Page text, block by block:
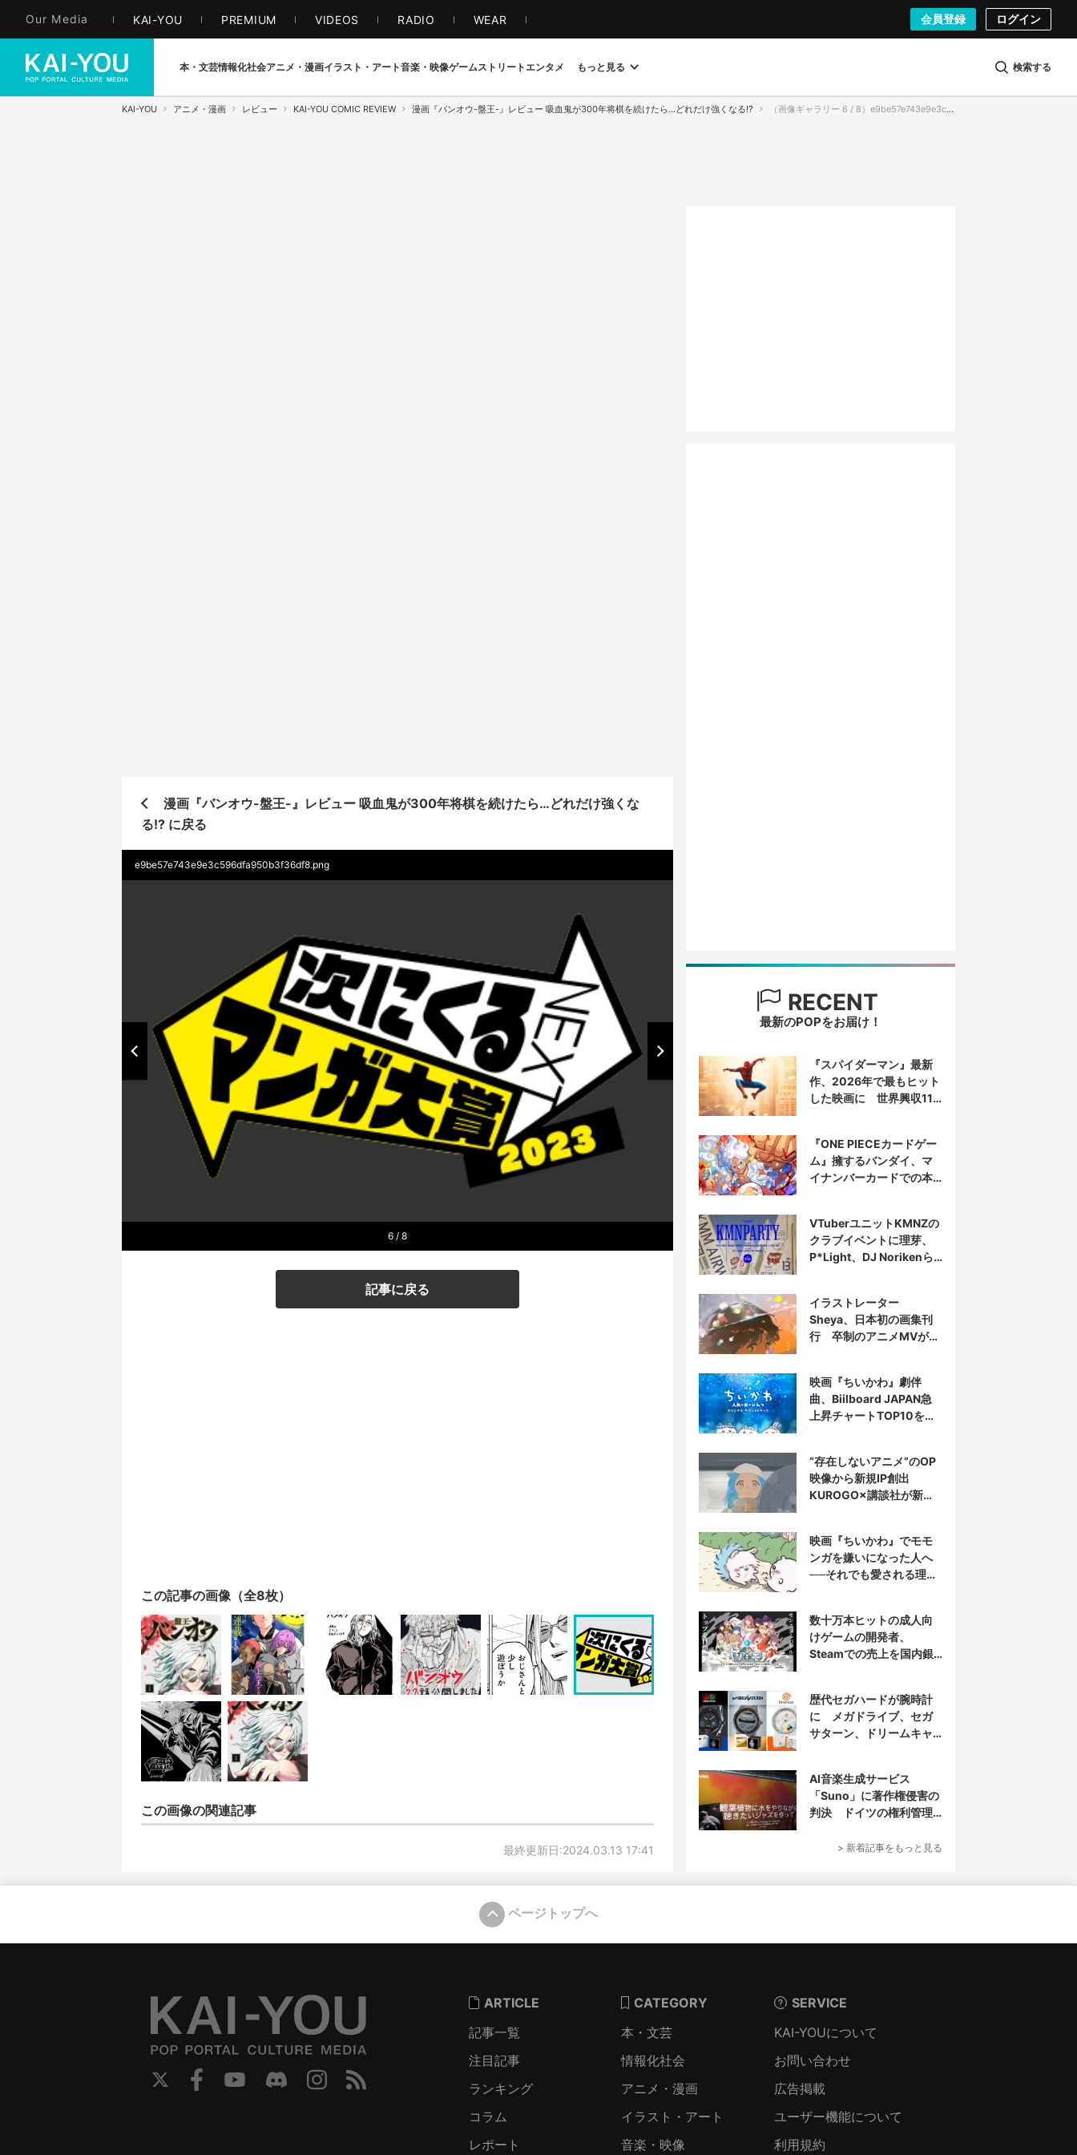
Our Media KAI-YOU PREMIUM VIDEOS RADIO WEAR 会員登録 ログイン
本・文芸情報化社会アニメ・漫画イラスト・アート音楽・映像ゲームストリート エンタメ もっと見る 検索する
KAI-YOU アニメ・漫画 レビュー KAI-YOU COMIC REVIEW 漫画『バンオウ-盤王-』レビュー 吸血鬼が300年将棋を続けたら…どれだけ強くなる!? （画像ギャラリー 6 / 8）e9be57e743e9e3c596dfa950b3f36df8.png
漫画『バンオウ-盤王-』レビュー 吸血鬼が300年将棋を続けたら…どれだけ強くな
る!? に戻る
e9be57e743e9e3c596dfa950b3f36df8.png
6 / 8
記事に戻る
この記事の画像（全8枚）
この画像の関連記事
最終更新日:2024.03.13 17:41
RECENT
最新のPOPをお届け！
『スパイダーマン』最新
作、2026年で最もヒット
した映画に 世界興収11
『ONE PIECEカードゲー
ム』擁するバンダイ、マ
イナンバーカードでの本
VTuberユニットKMNZの
クラブイベントに理芽、
P*Light、DJ Norikenら
イラストレーター
Sheya、日本初の画集刊
行 卒制のアニメMVが話
映画『ちいかわ』劇伴
曲、Biilboard JAPAN急
上昇チャートTOP10を半
“存在しないアニメ”のOP
映像から新規IP創出
KUROGO×講談社が新プ
映画『ちいかわ』でモモ
ンガを嫌いになった人へ
──それでも愛される理由
数十万本ヒットの成人向
けゲームの開発者、
Steamでの売上を国内銀
歴代セガハードが腕時計
に メガドライブ、セガ
サターン、ドリームキャ
AI音楽生成サービス
「Suno」に著作権侵害の
判決 ドイツの権利管理
> 新着記事をもっと見る
ページトップへ
ARTICLE
記事一覧
注目記事
ランキング
コラム
レポート
CATEGORY
本・文芸
情報化社会
アニメ・漫画
イラスト・アート
音楽・映像
SERVICE
KAI-YOUについて
お問い合わせ
広告掲載
ユーザー機能について
利用規約